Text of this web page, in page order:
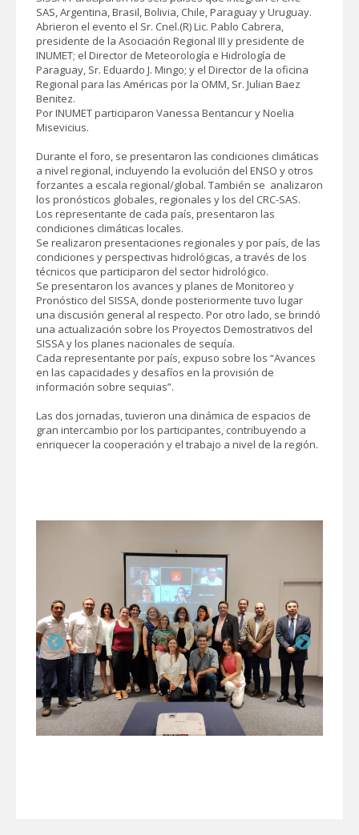
SAS, Argentina, Brasil, Bolivia, Chile, Paraguay y Uruguay.
Abrieron el evento el Sr. Cnel.(R) Lic. Pablo Cabrera,
presidente de la Asociación Regional III y presidente de
INUMET; el Director de Meteorología e Hidrología de
Paraguay, Sr. Eduardo J. Mingo; y el Director de la oficina
Regional para las Américas por la OMM, Sr. Julian Baez
Benitez.
Por INUMET participaron Vanessa Bentancur y Noelia
Misevicius.
Durante el foro, se presentaron las condiciones climáticas
a nivel regional, incluyendo la evolución del ENSO y otros
forzantes a escala regional/global. También se analizaron
los pronósticos globales, regionales y los del CRC-SAS.
Los representante de cada país, presentaron las
condiciones climáticas locales.
Se realizaron presentaciones regionales y por país, de las
condiciones y perspectivas hidrológicas, a través de los
técnicos que participaron del sector hidrológico.
Se presentaron los avances y planes de Monitoreo y
Pronóstico del SISSA, donde posteriormente tuvo lugar
una discusión general al respecto. Por otro lado, se brindó
una actualización sobre los Proyectos Demostrativos del
SISSA y los planes nacionales de sequía.
Cada representante por país, expuso sobre los “Avances
en las capacidades y desafíos en la provisión de
información sobre sequias”.
Las dos jornadas, tuvieron una dinámica de espacios de
gran intercambio por los participantes, contribuyendo a
enriquecer la cooperación y el trabajo a nivel de la región.